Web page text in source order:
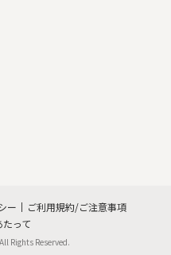
ー
ご利用規約/ご注意事項
たって
Rights Reserved.